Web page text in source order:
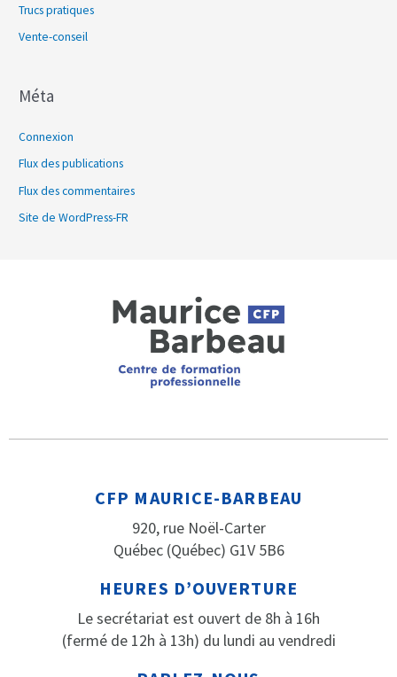
Trucs pratiques
Vente-conseil
Méta
Connexion
Flux des publications
Flux des commentaires
Site de WordPress-FR
CFP MAURICE-BARBEAU
920, rue Noël-Carter
Québec (Québec) G1V 5B6
HEURES D’OUVERTURE
Le secrétariat est ouvert de 8h à 16h
(fermé de 12h à 13h) du lundi au vendredi